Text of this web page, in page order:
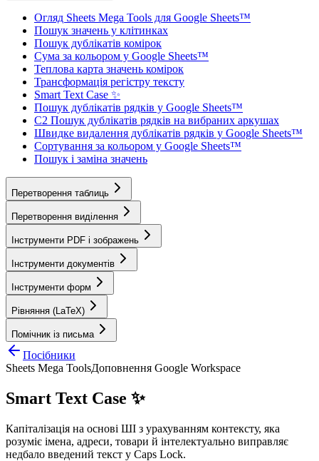
Огляд Sheets Mega Tools для Google Sheets™
Пошук значень у клітинках
Пошук дублікатів комірок
Сума за кольором у Google Sheets™
Теплова карта значень комірок
Трансформація регістру тексту
Smart Text Case ✨
Пошук дублікатів рядків у Google Sheets™
C2 Пошук дублікатів рядків на вибраних аркушах
Швидке видалення дублікатів рядків у Google Sheets™
Сортування за кольором у Google Sheets™
Пошук і заміна значень
Перетворення таблиць
Перетворення виділення
Інструменти PDF і зображень
Інструменти документів
Інструменти форм
Рівняння (LaTeX)
Помічник із письма
Посібники
Sheets Mega ToolsДоповнення Google Workspace
Smart Text Case ✨
Капіталізація на основі ШІ з урахуванням контексту, яка
розуміє імена, адреси, товари й інтелектуально виправляє
недбало введений текст у Caps Lock.